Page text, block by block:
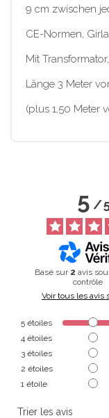
9 cm zwischen
CE-Normen,
Mit
Länge 3 Meter
(plus 1,50 Meter
5/
Basé sur 2 avis
contrôle
Voir tous les avis
5 étoiles
4 étoiles
3 étoiles
2 étoiles
1 étoile
Trier les avis